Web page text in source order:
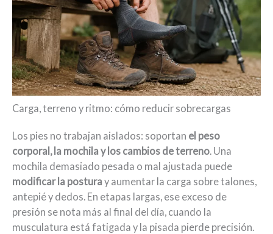
Carga, terreno y ritmo: cómo reducir sobrecargas
Los pies no trabajan aislados: soportan el peso
corporal, la mochila y los cambios de terreno. Una
mochila demasiado pesada o mal ajustada puede
modificar la postura y aumentar la carga sobre talones,
antepié y dedos. En etapas largas, ese exceso de
presión se nota más al final del día, cuando la
musculatura está fatigada y la pisada pierde precisión.